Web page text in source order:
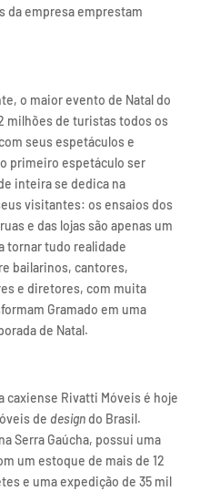
da empresa emprestam
o maior evento de Natal do
milhões de turistas todos os
seus espetáculos e
primeiro espetáculo ser
inteira se dedica na
visitantes: os ensaios dos
e das lojas são apenas um
tornar tudo realidade
bailarinos, cantores,
e diretores, com muita
Gramado em uma
de Natal.
caxiense Rivatti Móveis é hoje
de designdo Brasil.
Serra Gaúcha, possui uma
um estoque de mais de 12
e uma expedição de 35 mil